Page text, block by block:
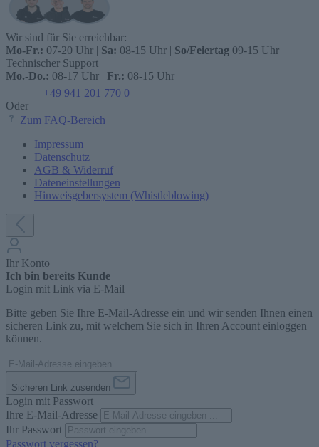
Wir sind für Sie erreichbar:
Mo-Fr.: 07-20 Uhr | Sa: 08-15 Uhr | So/Feiertag 09-15 Uhr
Technischer Support
Mo.-Do.: 08-17 Uhr | Fr.: 08-15 Uhr
+49 941 201 770 0
Oder
Zum FAQ-Bereich
Impressum
Datenschutz
AGB & Widerruf
Dateneinstellungen
Hinweisgebersystem (Whistleblowing)
Ihr Konto
Ich bin bereits Kunde
Login mit Link via E-Mail
Bitte geben Sie Ihre E-Mail-Adresse ein und wir senden Ihnen einen
sicheren Link zu, mit welchem Sie sich in Ihren Account einloggen
können.
Sicheren Link zusenden
Login mit Passwort
Ihre E-Mail-Adresse
Ihr Passwort
Passwort vergessen?